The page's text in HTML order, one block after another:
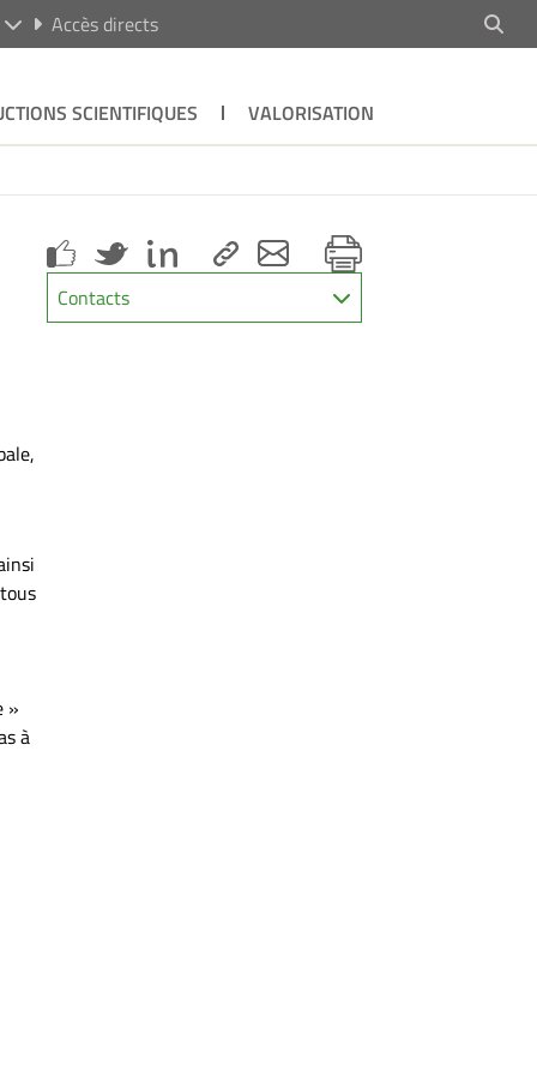
Accès directs
SCIENTIFIQUES VALORISATION
»
à
Contacts